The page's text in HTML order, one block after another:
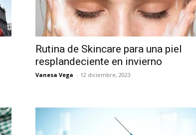
Rutina de Skincare para una piel
resplandeciente en invierno
Vanesa Vega - 12 diciembre, 2023